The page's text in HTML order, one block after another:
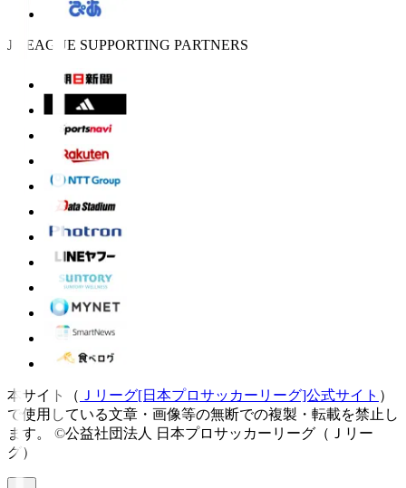
J.LEAGUE SUPPORTING PARTNERS
本サイト（ Ｊリーグ[日本プロサッカーリーグ]公式サイト ）
で使用している文章・画像等の無断での複製・転載を禁止し
ます。
©公益社団法人 日本プロサッカーリーグ（Ｊリー
グ）